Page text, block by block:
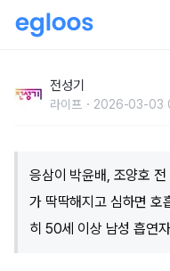
전성기
라이프 2026-03-03
응삼이 박윤배, 조양호
가 딱딱해지고 심하면 호
히 50세 이상 남성 흡연